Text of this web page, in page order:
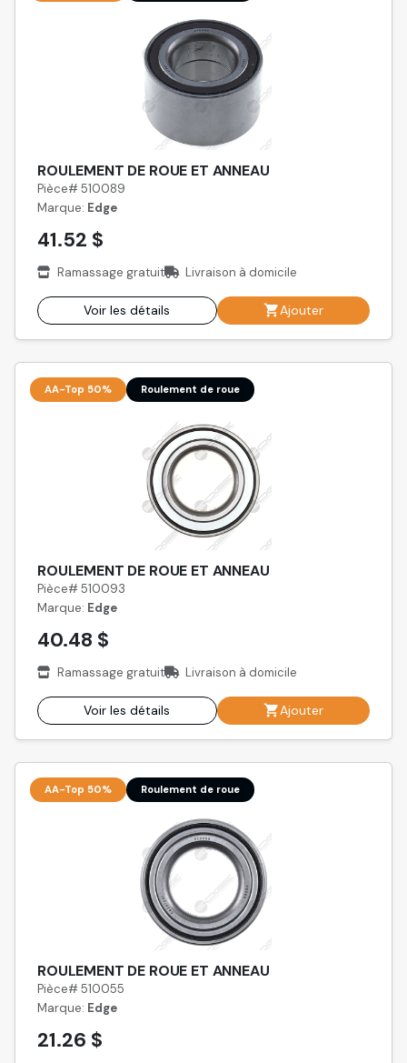
ROULEMENT DE ROUE ET ANNEAU
Pièce# 510089
Marque: Edge
41.52 $
Ramassage gratuit Livraison à domicile
Voir les détails Ajouter
AA-Top 50% Roulement de roue
ROULEMENT DE ROUE ET ANNEAU
Pièce# 510093
Marque: Edge
40.48 $
Ramassage gratuit Livraison à domicile
Voir les détails Ajouter
AA-Top 50% Roulement de roue
ROULEMENT DE ROUE ET ANNEAU
Pièce# 510055
Marque: Edge
21.26 $